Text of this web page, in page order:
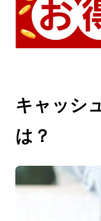
キャッシ
は？